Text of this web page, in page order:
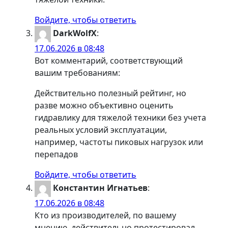
Войдите, чтобы ответить
DarkWolfX:
17.06.2026 в 08:48
Вот комментарий, соответствующий
вашим требованиям:
Действительно полезный рейтинг, но
разве можно объективно оценить
гидравлику для тяжелой техники без учета
реальных условий эксплуатации,
например, частоты пиковых нагрузок или
перепадов
Войдите, чтобы ответить
Константин Игнатьев:
17.06.2026 в 08:48
Кто из производителей, по вашему